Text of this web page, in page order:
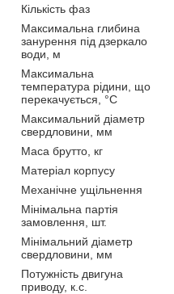
Кількість фаз
Максимальна глибина
занурення під дзеркало
води, м
Максимальна
температура рідини, що
перекачується, °C
Максимальний діаметр
свердловини, мм
Маса брутто, кг
Матеріал корпусу
Механічне ущільнення
Мінімальна партія
замовлення, шт.
Мінімальний діаметр
свердловини, мм
Потужність двигуна
приводу, к.с.